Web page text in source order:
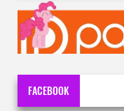
FACEBOOK